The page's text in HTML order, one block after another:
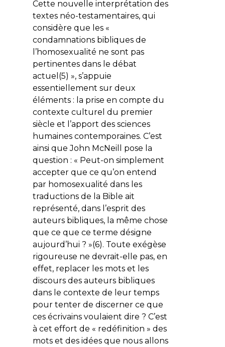
Cette nouvelle interprétation des
textes néo-testamentaires, qui
considère que les «
condamnations bibliques de
l’homosexualité ne sont pas
pertinentes dans le débat
actuel(5) », s’appuie
essentiellement sur deux
éléments : la prise en compte du
contexte culturel du premier
siècle et l’apport des sciences
humaines contemporaines. C’est
ainsi que John McNeill pose la
question : « Peut-on simplement
accepter que ce qu’on entend
par homosexualité dans les
traductions de la Bible ait
représenté, dans l’esprit des
auteurs bibliques, la même chose
que ce que ce terme désigne
aujourd’hui ? »(6). Toute exégèse
rigoureuse ne devrait-elle pas, en
effet, replacer les mots et les
discours des auteurs bibliques
dans le contexte de leur temps
pour tenter de discerner ce que
ces écrivains voulaient dire ? C’est
à cet effort de « redéfinition » des
mots et des idées que nous allons